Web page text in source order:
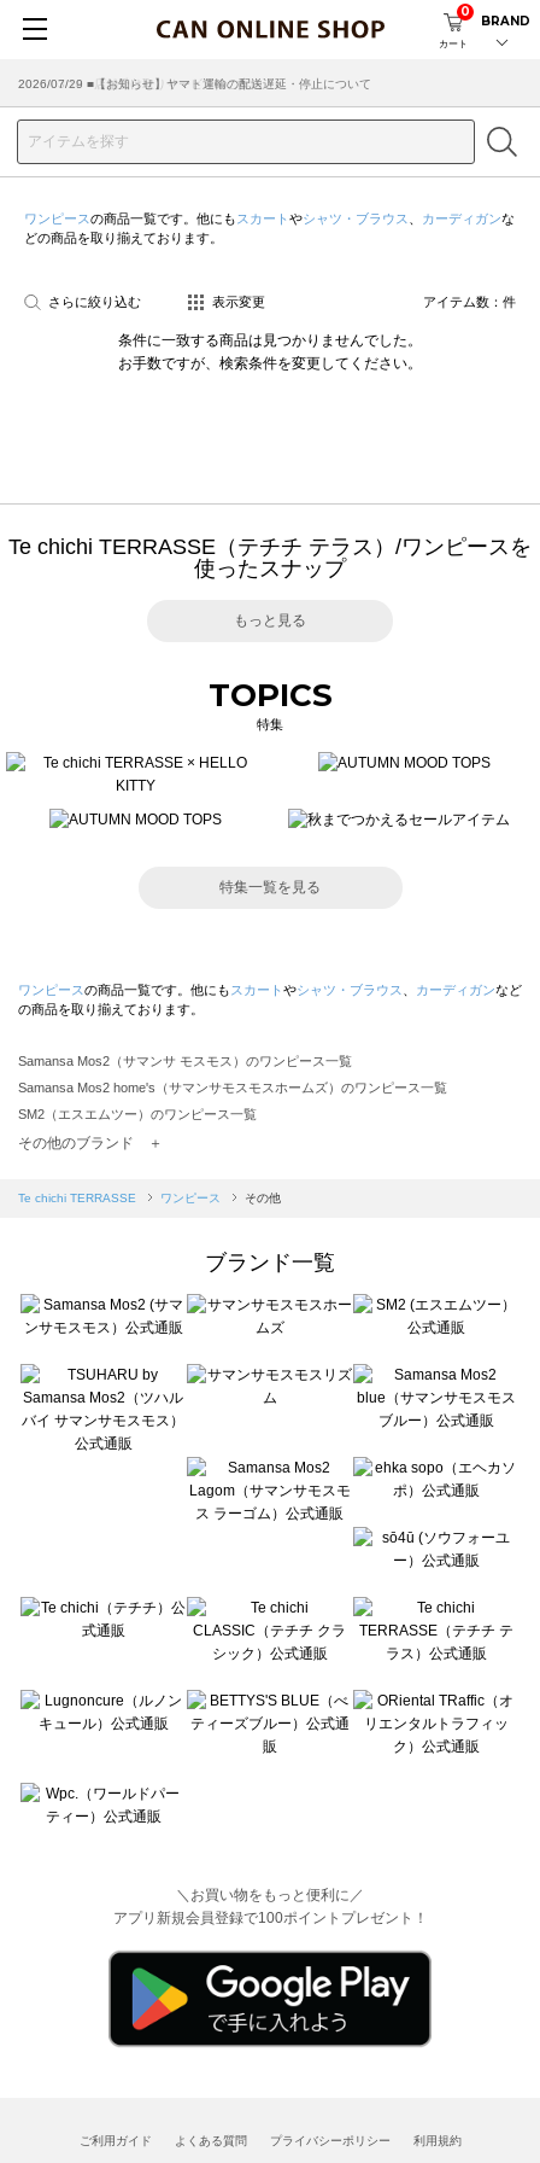
カート
0
BRAND
2026/07/29 ■【お知らせ】ヤマト運輸の配送遅延・停止について
2026/03/18 ■店舗受け取りサービスのご案内
ワンピースの商品一覧です。他にも スカート やシャツ・ブラウス カーディガンな
どの商品を取り揃えております。
さらに絞り込む 表示変更 アイテム数： 件
条件に一致する商品は見つかりませんでした。
お手数ですが、検索条件を変更してください。
Te chichi TERRASSE（テチチ テラス）/ワンピースを
使ったスナップ
もっと見る
TOPICS
特集
特集一覧を見る
ワンピースの商品一覧です。他にも スカート やシャツ・ブラウス カーディガンなど
の商品を取り揃えております。
Samansa Mos2（サマンサ モスモス）のワンピース一覧
Samansa Mos2 home's（サマンサモスモスホームズ）のワンピース一覧
SM2（エスエムツー）のワンピース一覧
TSUHARU by Samansa Mos2（ツハルバイサマンサモスモス）のワンピース一覧
Samansa Mos2 blue（サマンサモスモス ブルー）のワンピース一覧
sō4ū（ソウフォーユー）のワンピース一覧
Te chichi（テチチ）のワンピース一覧
Te chichi CLASSIC（テチチ クラシック）のワンピース一覧
Lugnoncure（ルノンキュール）のワンピース一覧
BETTY'S BLUE（べティーズブルー）のワンピース一覧
Wpc.（ワールドパーティー）のワンピース一覧
その他のブランド ＋
Te chichi TERRASSE ワンピース その他
ブランド一覧
＼お買い物をもっと便利に／
アプリ新規会員登録で100ポイントプレゼント！
ご利用ガイド よくある質問 プライバシーポリシー 利用規約